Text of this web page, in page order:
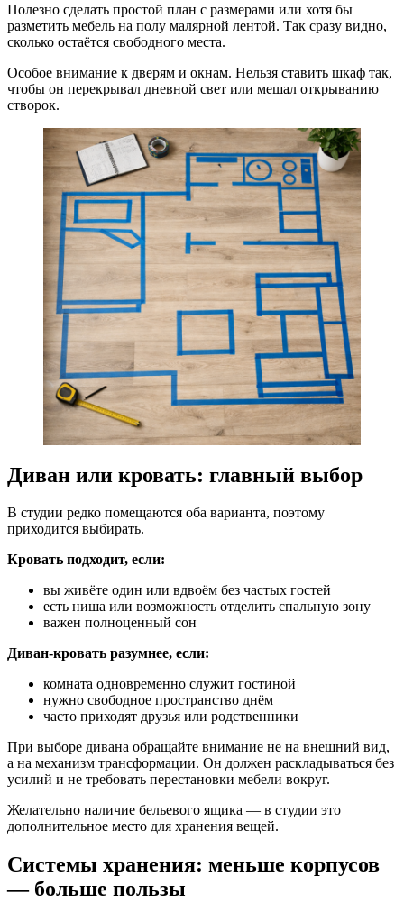
Полезно сделать простой план с размерами или хотя бы
разметить мебель на полу малярной лентой. Так сразу видно,
сколько остаётся свободного места.
Особое внимание к дверям и окнам. Нельзя ставить шкаф так,
чтобы он перекрывал дневной свет или мешал открыванию
створок.
Диван или кровать: главный выбор
В студии редко помещаются оба варианта, поэтому
приходится выбирать.
Кровать подходит, если:
вы живёте один или вдвоём без частых гостей
есть ниша или возможность отделить спальную зону
важен полноценный сон
Диван-кровать разумнее, если:
комната одновременно служит гостиной
нужно свободное пространство днём
часто приходят друзья или родственники
При выборе дивана обращайте внимание не на внешний вид,
а на механизм трансформации. Он должен раскладываться без
усилий и не требовать перестановки мебели вокруг.
Желательно наличие бельевого ящика — в студии это
дополнительное место для хранения вещей.
Системы хранения: меньше корпусов
— больше пользы